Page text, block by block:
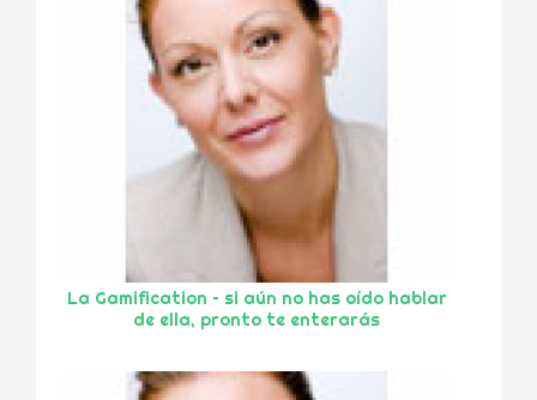
La Gamification – si aún no has oído hablar
de ella, pronto te enterarás